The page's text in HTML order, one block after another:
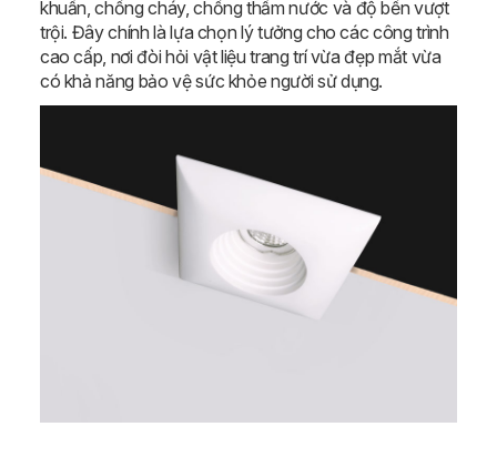
khuẩn, chống cháy, chống thấm nước và độ bền vượt
trội. Đây chính là lựa chọn lý tưởng cho các công trình
cao cấp, nơi đòi hỏi vật liệu trang trí vừa đẹp mắt vừa
có khả năng bảo vệ sức khỏe người sử dụng.